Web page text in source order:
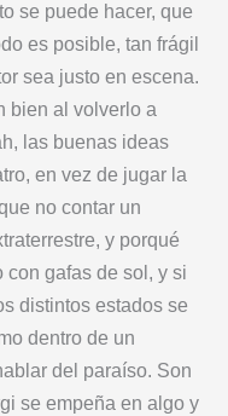
se puede hacer, que
es posible, tan frágil
sea justo en escena.
bien al volverlo a
las buenas ideas
en vez de jugar la
no contar un
y porqué
gafas de sol, y si
distintos estados se
dentro de un
del paraíso. Son
se empeña en algo y